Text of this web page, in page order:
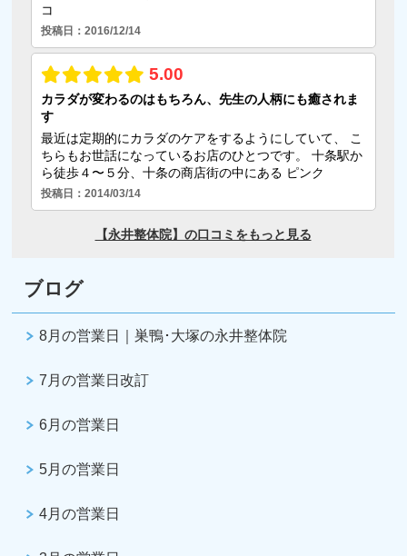
ブログ
8月の営業日｜巣鴨･大塚の永井整体院
7月の営業日改訂
6月の営業日
5月の営業日
4月の営業日